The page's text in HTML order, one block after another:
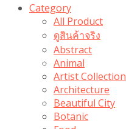
Category
All Product
ดูสินค้าจริง
Abstract
Animal
Artist Collection
Architecture
Beautiful City
Botanic